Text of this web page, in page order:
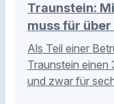
Traunstein:
muss für
Als Teil einer
Traunstein einen
und zwar für